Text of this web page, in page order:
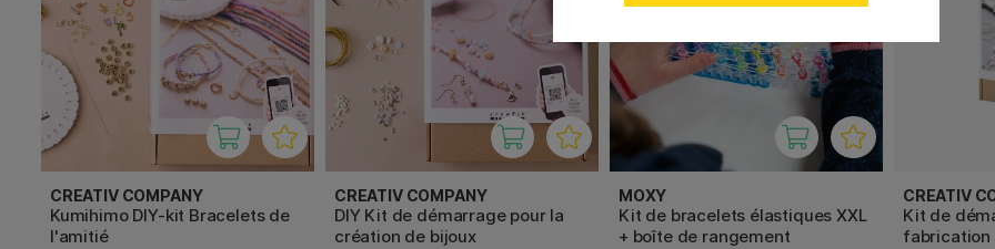
CREATIV COMPANY
Kumihimo DIY-kit Bracelets de
l'amitié
CREATIV COMPANY
DIY Kit de démarrage pour la
création de bijoux
MOXY
Kit de bracelets élastiques XXL
+ boîte de rangement
CREATIV
Kit de
fabrication